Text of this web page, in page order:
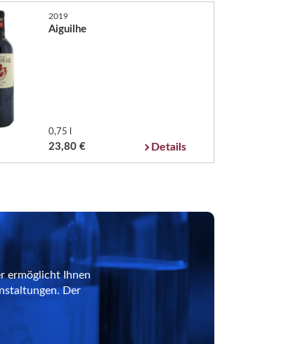
2019
Aiguilhe
0,75 l
23,80 € Details
ermöglicht Ihnen
Der